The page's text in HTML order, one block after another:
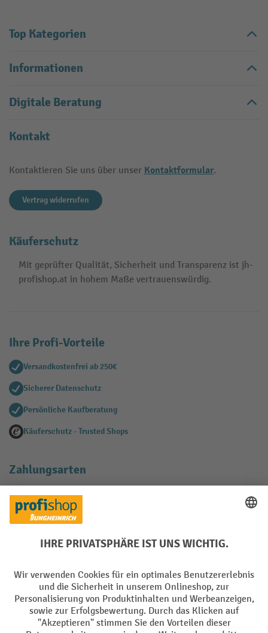
Top Kategorien
Informationen
Digitale Beratung
Kontakt
Kontaktieren Sie uns über unser Kontaktformular.
Vertrag widerrufen
Käuferschutz
Mit geprüfter Qualität, Sicherheit und Transparenz ist jh-
profishop.at in hohem Maße vertrauenswürdig.
Ihre Profi-Vorteile
Versandkostenfrei ab 250€
Sicherer Datenschutz
Persönliche Kaufberatung
Käuferschutz - Trusted Shops
Zahlungsarten
Creditcard (Master)
Facebook
YouTube
LinkedIn
Instagram